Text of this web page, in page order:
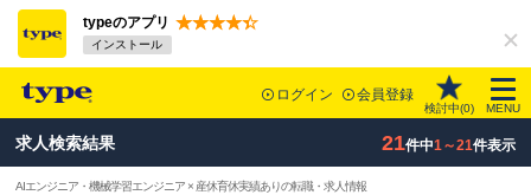
typeのアプリ
インストール
ログイン 会員登録
検討中(0) MENU
求人検索結果 21件中1～21件表示
AIエンジニア・機械学習エンジニア × 産休育休実績ありの転職・求人情報